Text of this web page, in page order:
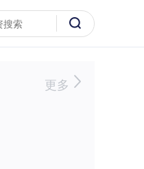
更多